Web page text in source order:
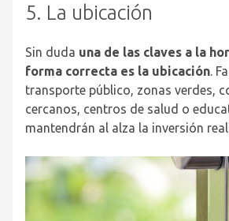
5. La ubicación
Sin duda una de las claves a la
forma correcta es la ubicación.
transporte público, zonas verdes,
cercanos, centros de salud o
mantendrán al alza la inversión